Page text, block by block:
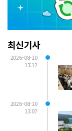
최신기사
2026-08-10
13:12
2026-08-10
13:07